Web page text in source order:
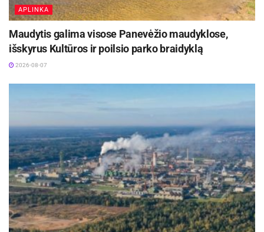
APLINKA
Maudytis galima visose Panevėžio maudyklose,
išskyrus Kultūros ir poilsio parko braidyklą
2026-08-07